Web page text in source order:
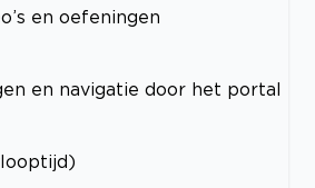
en oefeningen
en navigatie door het portal